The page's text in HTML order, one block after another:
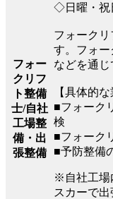
フォー
クリフ
ト整備
士/自社
工場整
備・出
張整備
◇日曜・祝
フォーク
す。フォ
などを通じ
【具体的
■フォーク
検
■フォーク
■予防整備
※自社工場
スカーで